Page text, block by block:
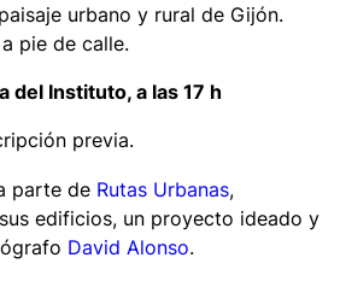
urbano y rural de Gijón.
pie de calle.
del Instituto, a las 17 h
previa.
parte de Rutas Urbanas,
edificios, un proyecto ideado y
David Alonso.